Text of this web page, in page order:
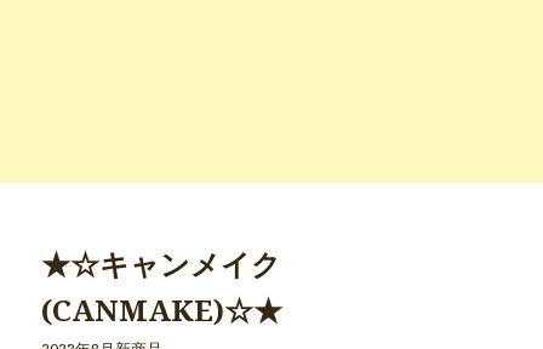
★☆キャンメイク
(CANMAKE)☆★